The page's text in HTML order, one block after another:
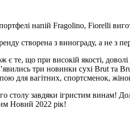
напій Fragolino, Fiorelli
створена з винограду, а не з
є те, що при високій якості,
три новинки сухі Brut та
для вагітних, спортсменок,
столу завдяки ігристим винам!
Новий 2022 рік!